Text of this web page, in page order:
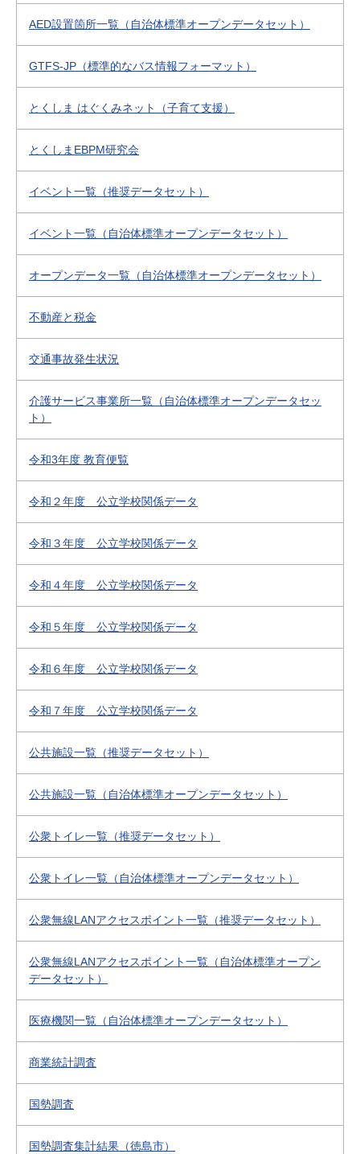
AED設置箇所一覧（自治体標準オープンデータセット）
GTFS-JP（標準的なバス情報フォーマット）
とくしま はぐくみネット（子育て支援）
とくしまEBPM研究会
イベント一覧（推奨データセット）
イベント一覧（自治体標準オープンデータセット）
オープンデータ一覧（自治体標準オープンデータセット）
不動産と税金
交通事故発生状況
介護サービス事業所一覧（自治体標準オープンデータセッ
ト）
令和3年度 教育便覧
令和２年度 公立学校関係データ
令和３年度 公立学校関係データ
令和４年度 公立学校関係データ
令和５年度 公立学校関係データ
令和６年度 公立学校関係データ
令和７年度 公立学校関係データ
公共施設一覧（推奨データセット）
公共施設一覧（自治体標準オープンデータセット）
公衆トイレ一覧（推奨データセット）
公衆トイレ一覧（自治体標準オープンデータセット）
公衆無線LANアクセスポイント一覧（推奨データセット）
公衆無線LANアクセスポイント一覧（自治体標準オープン
データセット）
医療機関一覧（自治体標準オープンデータセット）
商業統計調査
国勢調査
国勢調査集計結果（徳島市）